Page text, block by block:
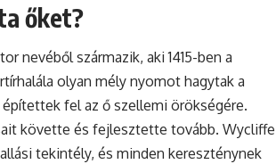
őket?
nevéből származik, aki 1415-ben a
olyan mély nyomot hagytak a
fel az ő szellemi örökségére.
követte és fejlesztette tovább. Wycliffe
tekintély, és minden kereszténynek